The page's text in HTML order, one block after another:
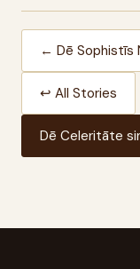
← Dē Sophistīs
↩ All Stories
Dē Celeritāte